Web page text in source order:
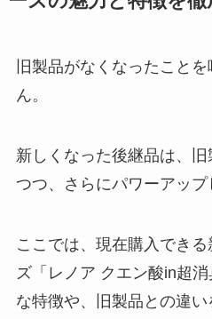
旧製品がなくなったこと
ん。
新しくなった後継品は、
つつ、さらにパワーアップ
ここでは、現在購入でき
ズ「レノア クエン酸in超
な特徴や、旧製品との違